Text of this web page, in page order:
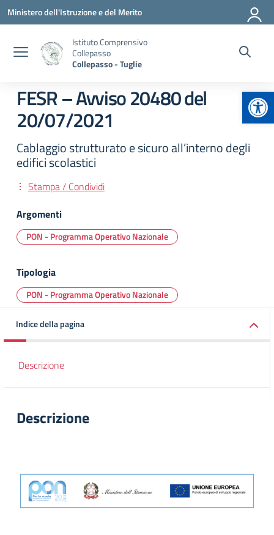
Vai ai contenuti
Vai al menu di navigazione
Vai al footer
Ministero dell'Istruzione e del Merito
Istituto Comprensivo
Collepasso
Collepasso - Tuglie
FESR – Avviso 20480 del
20/07/2021
Cablaggio strutturato e sicuro all’interno degli
edifici scolastici
Stampa / Condividi
Argomenti
PON - Programma Operativo Nazionale
Tipologia
PON - Programma Operativo Nazionale
Indice della pagina
Descrizione
Descrizione